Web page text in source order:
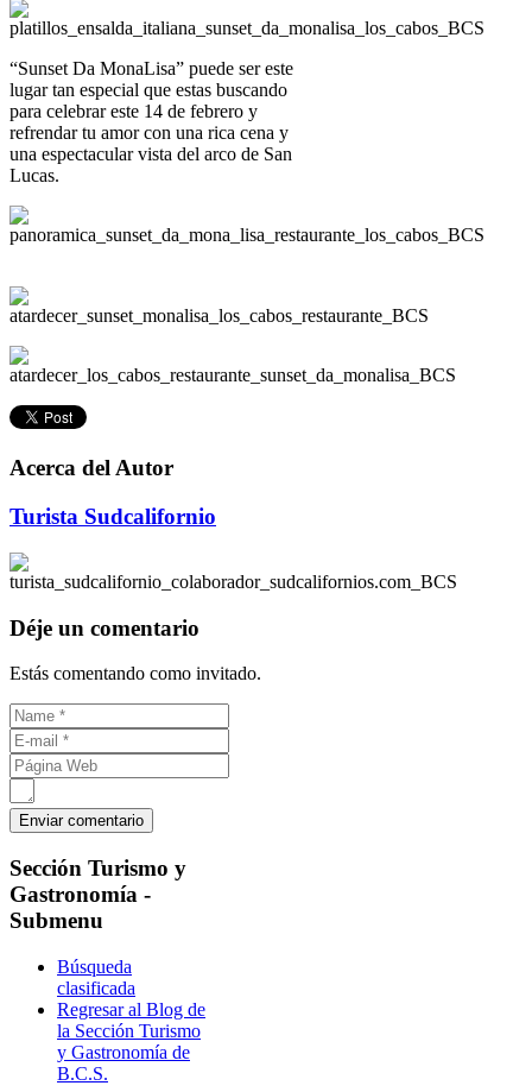
“Sunset Da MonaLisa” puede ser este
lugar tan especial que estas buscando
para celebrar este 14 de febrero y
refrendar tu amor con una rica cena y
una espectacular vista del arco de San
Lucas.
Acerca del Autor
Turista Sudcalifornio
Déje un comentario
Estás comentando como invitado.
Sección Turismo y
Gastronomía -
Submenu
Búsqueda
clasificada
Regresar al Blog de
la Sección Turismo
y Gastronomía de
B.C.S.